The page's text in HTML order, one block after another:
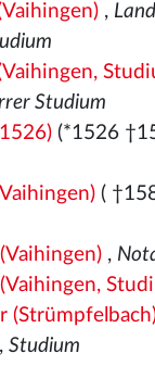
,
Studium
(*1526
(
,
, Studium